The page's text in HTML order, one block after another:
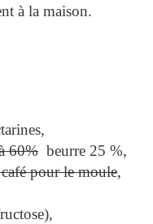
à la maison.
60% beurre 25 %,
pour le moule,